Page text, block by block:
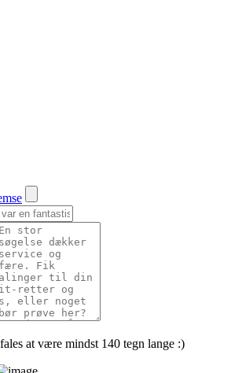
at være mindst 140 tegn lange :)